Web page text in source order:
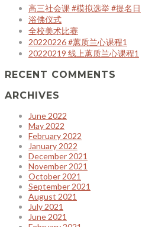
高三社会课 #模拟选举 #提名日
浴佛仪式
全校美术比赛
20220226 #蕙质兰心课程1
20220219 线上蕙质兰心课程1
RECENT COMMENTS
ARCHIVES
June 2022
May 2022
February 2022
January 2022
December 2021
November 2021
October 2021
September 2021
August 2021
July 2021
June 2021